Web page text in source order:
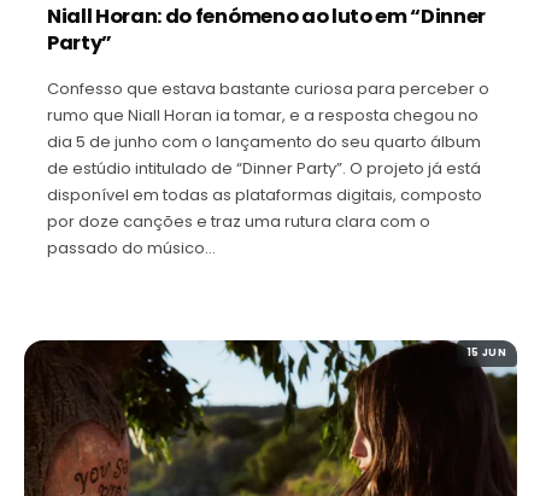
Niall Horan: do fenómeno ao luto em “Dinner
Party”
Confesso que estava bastante curiosa para perceber o
rumo que Niall Horan ia tomar, e a resposta chegou no
dia 5 de junho com o lançamento do seu quarto álbum
de estúdio intitulado de “Dinner Party”. O projeto já está
disponível em todas as plataformas digitais, composto
por doze canções e traz uma rutura clara com o
passado do músico…
15 JUN